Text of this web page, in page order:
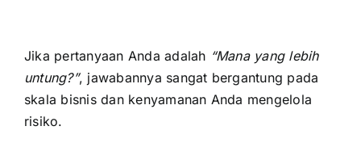
Jika pertanyaan Anda adalah “Mana yang lebih
untung?”, jawabannya sangat bergantung pada
skala bisnis dan kenyamanan Anda mengelola
risiko.